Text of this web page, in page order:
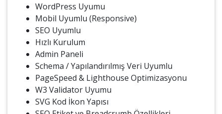
WordPress Uyumu
Mobil Uyumlu (Responsive)
SEO Uyumlu
Hızlı Kurulum
Admin Paneli
Schema / Yapılandırılmış Veri Uyumlu
PageSpeed & Lighthouse Optimizasyonu
W3 Validator Uyumu
SVG Kod İkon Yapısı